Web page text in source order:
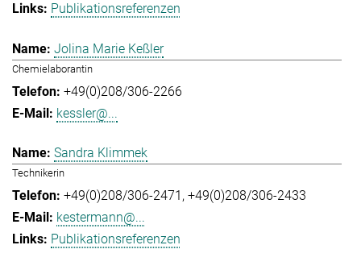
Publikationsreferenzen
Jolina Marie Keßler
Chemielaborantin
+49(0)208/306-2266
kessler@...
Sandra Klimmek
Technikerin
+49(0)208/306-2471 +49(0)208/306-2433
kestermann@...
Publikationsreferenzen